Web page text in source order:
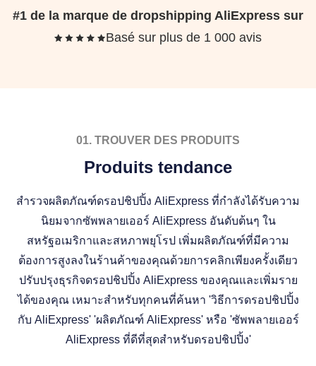
#1 de la marque de dropshipping AliExpress sur
Basé sur plus de 1 000 avis
01. TROUVER DES PRODUITS
Produits tendance
สำรวจผลิตภัณฑ์ดรอปชิปปิ้ง AliExpress ที่กำลังได้รับความ
นิยมจากซัพพลายเออร์ AliExpress อันดับต้นๆ ใน
สหรัฐอเมริกาและสหภาพยุโรป เพิ่มผลิตภัณฑ์ที่มีความ
ต้องการสูงลงในร้านค้าของคุณด้วยการคลิกเพียงครั้งเดียว
ปรับปรุงธุรกิจดรอปชิปปิ้ง AliExpress ของคุณและเพิ่มราย
ได้ของคุณ เหมาะสำหรับทุกคนที่ค้นหา 'วิธีการดรอปชิปปิ้ง
กับ AliExpress' 'ผลิตภัณฑ์ AliExpress' หรือ 'ซัพพลายเออร์
AliExpress ที่ดีที่สุดสำหรับดรอปชิปปิ้ง'